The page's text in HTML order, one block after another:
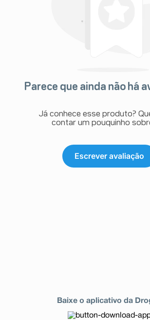
Parece que ainda não há
Já conhece esse produto?
contar um pouquinho
Escrever avaliação
Baixe o aplicativo da